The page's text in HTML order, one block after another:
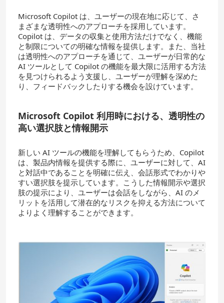
Microsoft Copilot は、ユーザーの現在地に応じて、さ
まざまな透明性へのアプローチを採用しています。
Copilot は、データの収集と使用方法だけでなく、機能
と制限についての明確な情報を提供します。また、当社
は透明性へのアプローチを通じて、ユーザーが日常的な
AI ツールとして Copilot の機能を最大限に活用する方法
を見つけられるよう支援し、ユーザーが理解を深めた
り、フィードバックしたりする機会を設けています。
Microsoft Copilot 利用時における、透明性の
高い選択肢と情報開示
新しい AI ツールの機能を理解してもらうため、Copilot
は、製品内情報を提供する際に、ユーザーに対して、AI
と対話中であることを明確に伝え、会話形式でわかりや
すい選択肢を提示しています。こうした情報開示や選択
肢の提示により、ユーザーは会話をしながら、AI のメ
リットを活用して潜在的なリスクを抑える方法について
よりよく理解することができます。